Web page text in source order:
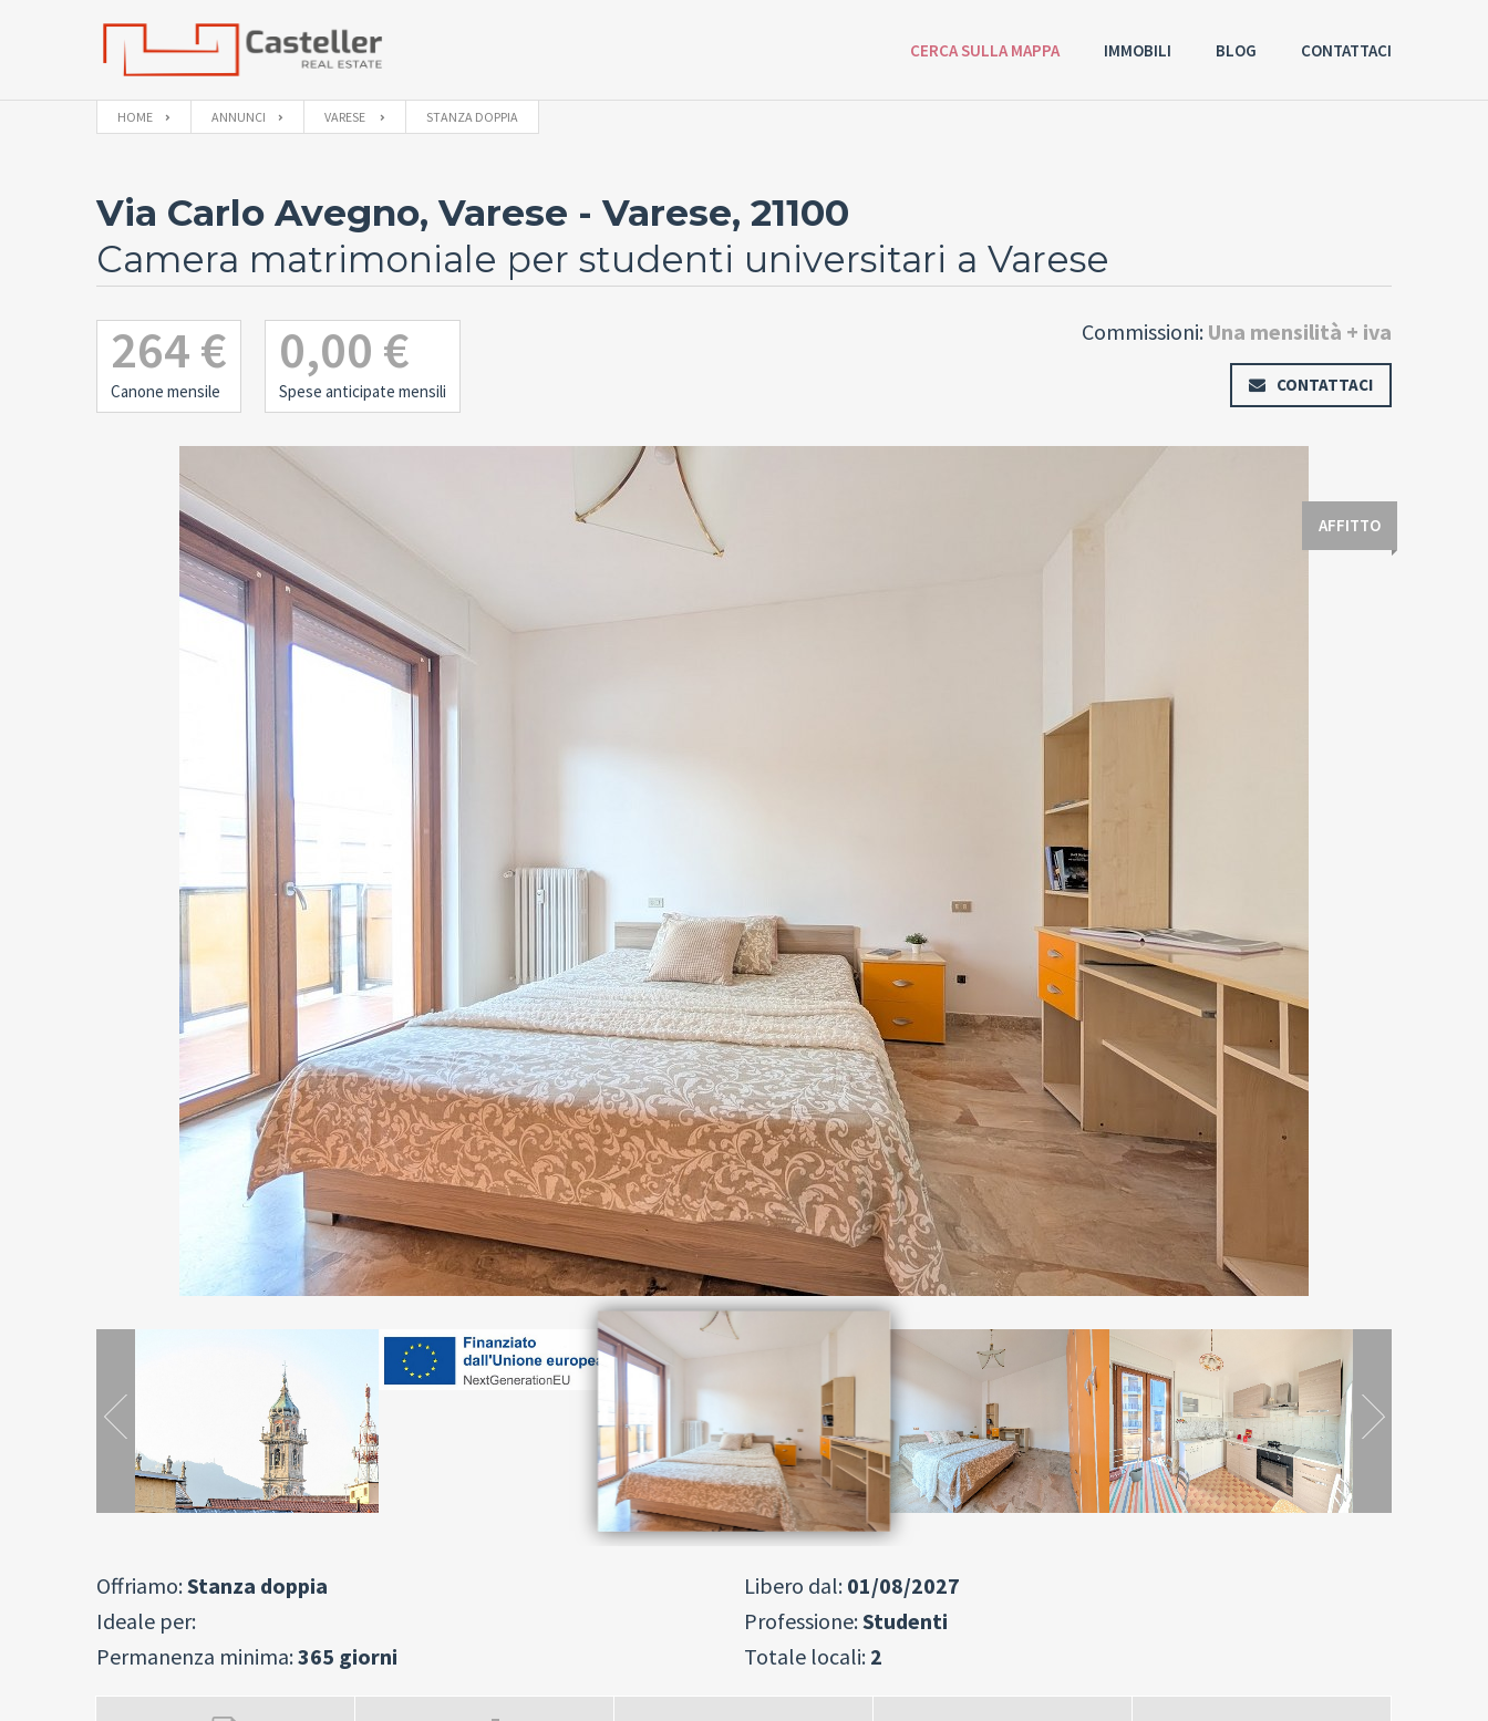
CERCA SULLA MAPPA IMMOBILI BLOG CONTATTACI
HOME ANNUNCI VARESE STANZA DOPPIA
Via Carlo Avegno, Varese - Varese, 21100
Camera matrimoniale per studenti universitari a Varese
264 €
Canone mensile
0,00 €
Spese anticipate mensili
Commissioni: Una mensilità + iva
CONTATTACI
AFFITTO
Offriamo:Stanza doppia Libero dal: 01/08/2027
Ideale per:
Professione:Studenti
Permanenza minima:365 giorni Totale locali: 2